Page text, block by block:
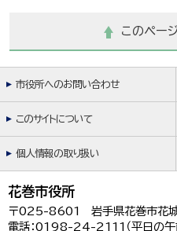
このペー
市役所へのお問い合わせ
このサイトについて
個人情報の取り扱い
花巻市役所
〒025-8601 岩手県花巻市花
電話：0198-24-2111（平日の